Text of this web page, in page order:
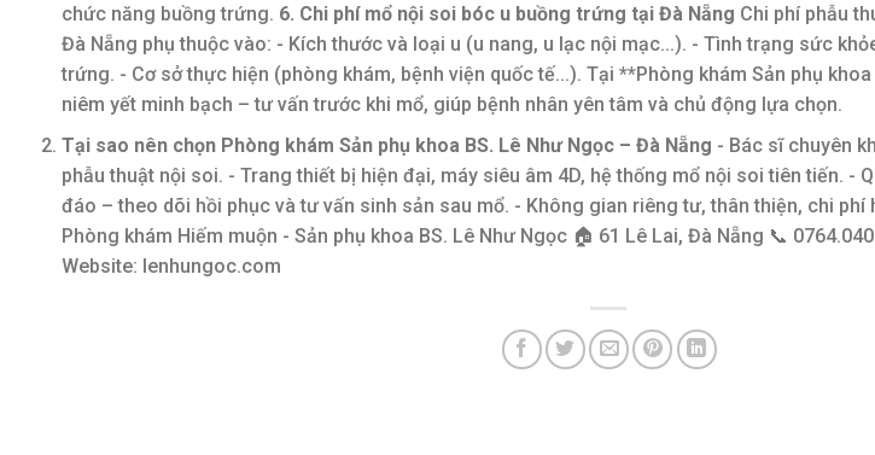
chức năng buồng trứng. 6. Chi phí mổ nội soi bóc u buồng trứng tại Đà Nẵng Chi phí phẫu
Đà Nẵng phụ thuộc vào: - Kích thước và loại u (u nang, u lạc nội mạc...). - Tình trạng sức
trứng. - Cơ sở thực hiện (phòng khám, bệnh viện quốc tế...). Tại **Phòng khám Sản phụ
niêm yết minh bạch – tư vấn trước khi mổ, giúp bệnh nhân yên tâm và chủ động lựa chọn.
Tại sao nên chọn Phòng khám Sản phụ khoa BS. Lê Như Ngọc – Đà Nẵng - Bác sĩ chuyên
phẫu thuật nội soi. - Trang thiết bị hiện đại, máy siêu âm 4D, hệ thống mổ nội soi tiên tiến. -
đáo – theo dõi hồi phục và tư vấn sinh sản sau mổ. - Không gian riêng tư, thân thiện, chi phí
Phòng khám Hiếm muộn - Sản phụ khoa BS. Lê Như Ngọc 🏠 61 Lê Lai, Đà Nẵng 📞
Website: lenhungoc.com